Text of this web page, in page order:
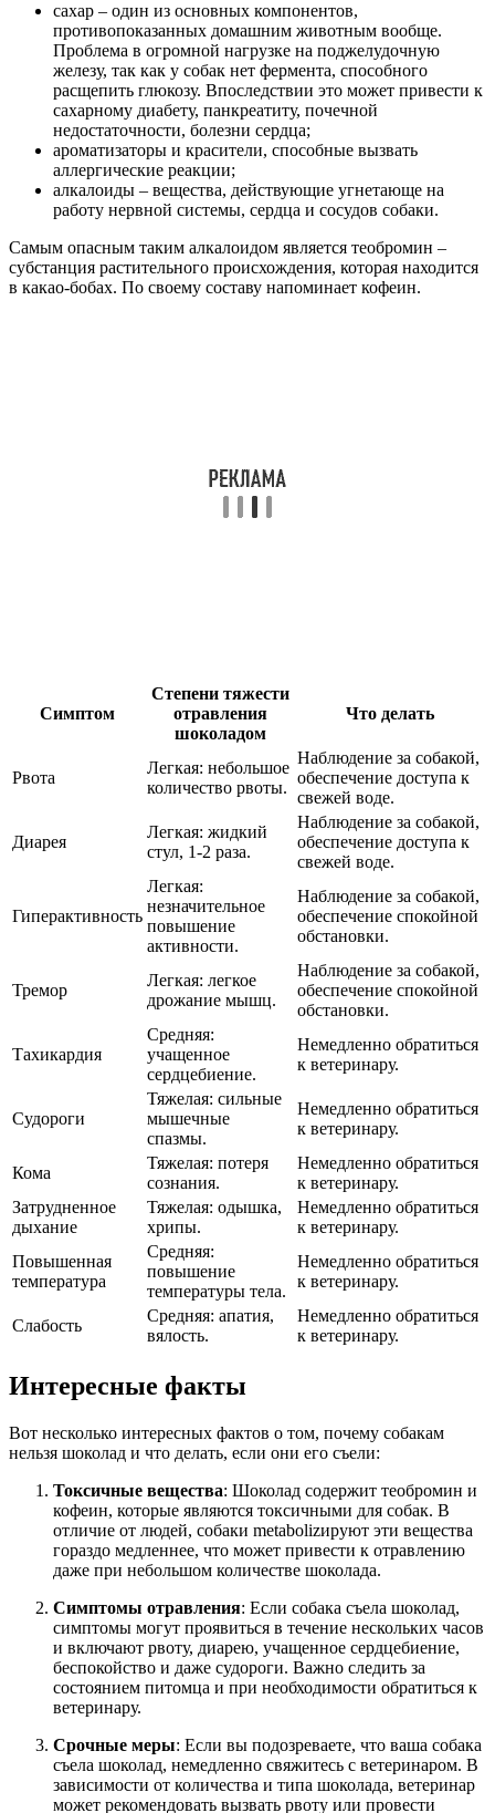
сахар – один из основных компонентов,
противопоказанных домашним животным вообще.
Проблема в огромной нагрузке на поджелудочную
железу, так как у собак нет фермента, способного
расщепить глюкозу. Впоследствии это может привести к
сахарному диабету, панкреатиту, почечной
недостаточности, болезни сердца;
ароматизаторы и красители, способные вызвать
аллергические реакции;
алкалоиды – вещества, действующие угнетающе на
работу нервной системы, сердца и сосудов собаки.
Самым опасным таким алкалоидом является теобромин –
субстанция растительного происхождения, которая находится
в какао-бобах. По своему составу напоминает кофеин.
Симптом
Степени тяжести
отравления
шоколадом
Что делать
Рвота
Легкая: небольшое
количество рвоты.
Наблюдение за собакой,
обеспечение доступа к
свежей воде.
Диарея
Легкая: жидкий
стул, 1-2 раза.
Наблюдение за собакой,
обеспечение доступа к
свежей воде.
Гиперактивность
Легкая:
незначительное
повышение
активности.
Наблюдение за собакой,
обеспечение спокойной
обстановки.
Тремор
Легкая: легкое
дрожание мышц.
Наблюдение за собакой,
обеспечение спокойной
обстановки.
Тахикардия
Средняя:
учащенное
сердцебиение.
Немедленно обратиться
к ветеринару.
Судороги
Тяжелая: сильные
мышечные
спазмы.
Немедленно обратиться
к ветеринару.
Кома
Тяжелая: потеря
сознания.
Немедленно обратиться
к ветеринару.
Затрудненное
дыхание
Тяжелая: одышка,
хрипы.
Немедленно обратиться
к ветеринару.
Повышенная
температура
Средняя:
повышение
температуры тела.
Немедленно обратиться
к ветеринару.
Слабость
Средняя: апатия,
вялость.
Немедленно обратиться
к ветеринару.
Интересные факты
Вот несколько интересных фактов о том, почему собакам
нельзя шоколад и что делать, если они его съели:
Токсичные вещества: Шоколад содержит теобромин и
кофеин, которые являются токсичными для собак. В
отличие от людей, собаки metabolizируют эти вещества
гораздо медленнее, что может привести к отравлению
даже при небольшом количестве шоколада.
Симптомы отравления: Если собака съела шоколад,
симптомы могут проявиться в течение нескольких часов
и включают рвоту, диарею, учащенное сердцебиение,
беспокойство и даже судороги. Важно следить за
состоянием питомца и при необходимости обратиться к
ветеринару.
Срочные меры: Если вы подозреваете, что ваша собака
съела шоколад, немедленно свяжитесь с ветеринаром. В
зависимости от количества и типа шоколада, ветеринар
может рекомендовать вызвать рвоту или провести